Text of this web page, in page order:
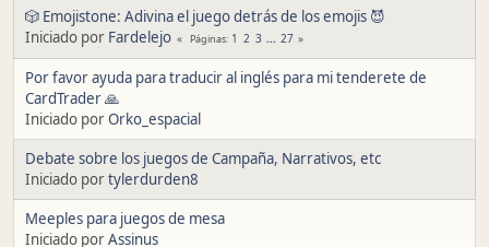
🎲 Emojistone: Adivina el juego detrás de los emojis 😈
Iniciado por Fardelejo Páginas 1 2 3 ... 27
Por favor ayuda para traducir al inglés para mi tenderete de
CardTrader 🙏
Iniciado porOrko_espacial
Debate sobre los juegos de Campaña, Narrativos, etc
Iniciado portylerdurden8
Meeples para juegos de mesa
Iniciado porAssinus